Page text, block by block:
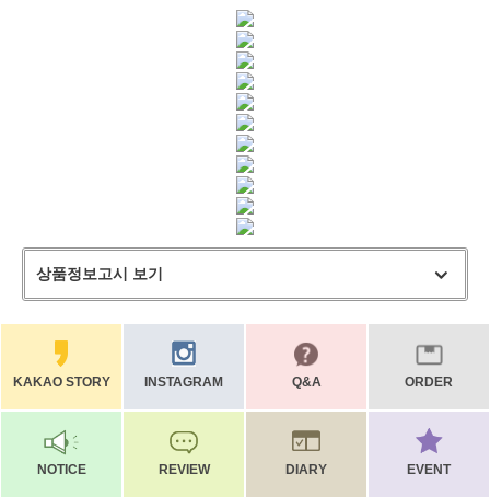
상품정보고시 보기
KAKAO STORY INSTAGRAM Q&A ORDER
NOTICE REVIEW DIARY EVENT